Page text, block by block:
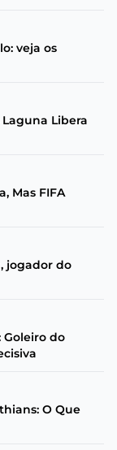
veja os
Libera
Mas FIFA
jogador do
Goleiro do
O Que